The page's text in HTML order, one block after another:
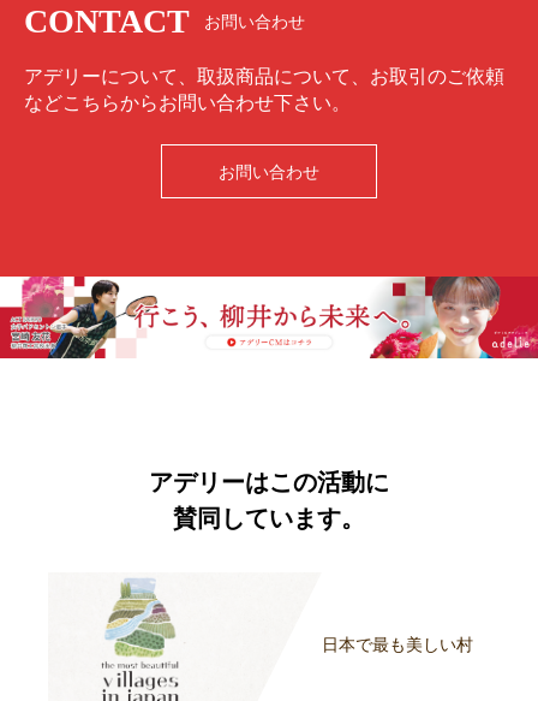
CONTACT お問い合わせ
アデリーについて、取扱商品について、お取引のご依頼
などこちらからお問い合わせ下さい。
お問い合わせ
アデリーはこの活動に
賛同しています。
日本で最も美しい村